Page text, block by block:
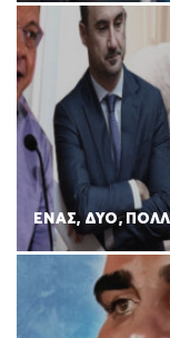
ΕΝΑΣ, ΔΥΟ,